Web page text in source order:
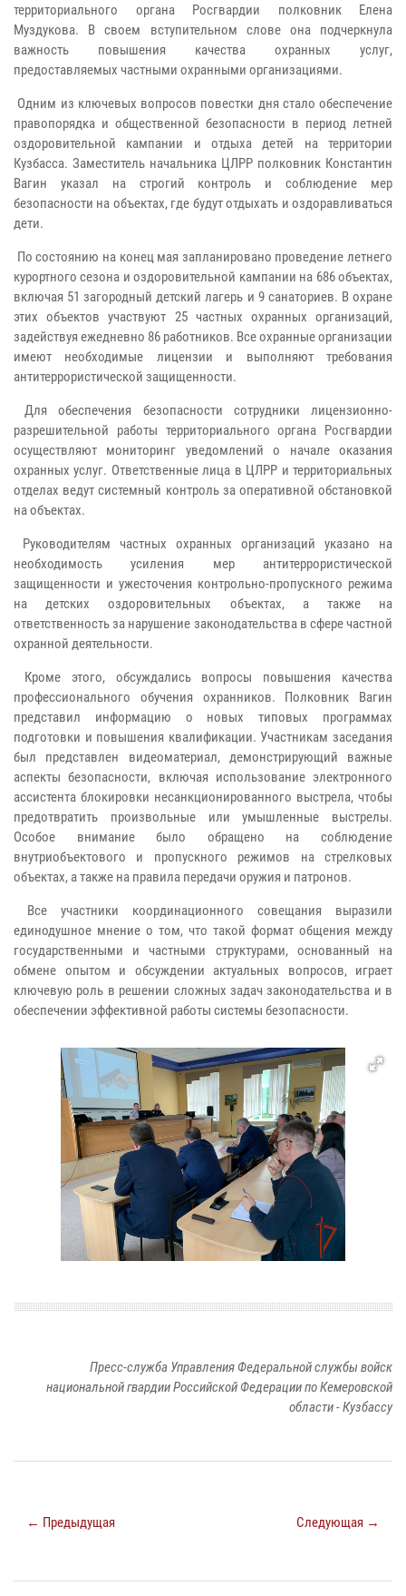
территориального органа Росгвардии полковник Елена
Муздукова. В своем вступительном слове она подчеркнула
важность повышения качества охранных услуг,
предоставляемых частными охранными организациями.
Одним из ключевых вопросов повестки дня стало обеспечение
правопорядка и общественной безопасности в период летней
оздоровительной кампании и отдыха детей на территории
Кузбасса. Заместитель начальника ЦЛРР полковник Константин
Вагин указал на строгий контроль и соблюдение мер
безопасности на объектах, где будут отдыхать и оздоравливаться
дети.
По состоянию на конец мая запланировано проведение летнего
курортного сезона и оздоровительной кампании на 686 объектах,
включая 51 загородный детский лагерь и 9 санаториев. В охране
этих объектов участвуют 25 частных охранных организаций,
задействуя ежедневно 86 работников. Все охранные организации
имеют необходимые лицензии и выполняют требования
антитеррористической защищенности.
Для обеспечения безопасности сотрудники лицензионно-
разрешительной работы территориального органа Росгвардии
осуществляют мониторинг уведомлений о начале оказания
охранных услуг. Ответственные лица в ЦЛРР и территориальных
отделах ведут системный контроль за оперативной обстановкой
на объектах.
Руководителям частных охранных организаций указано на
необходимость усиления мер антитеррористической
защищенности и ужесточения контрольно-пропускного режима
на детских оздоровительных объектах, а также на
ответственность за нарушение законодательства в сфере частной
охранной деятельности.
Кроме этого, обсуждались вопросы повышения качества
профессионального обучения охранников. Полковник Вагин
представил информацию о новых типовых программах
подготовки и повышения квалификации. Участникам заседания
был представлен видеоматериал, демонстрирующий важные
аспекты безопасности, включая использование электронного
ассистента блокировки несанкционированного выстрела, чтобы
предотвратить произвольные или умышленные выстрелы.
Особое внимание было обращено на соблюдение
внутриобъектового и пропускного режимов на стрелковых
объектах, а также на правила передачи оружия и патронов.
Все участники координационного совещания выразили
единодушное мнение о том, что такой формат общения между
государственными и частными структурами, основанный на
обмене опытом и обсуждении актуальных вопросов, играет
ключевую роль в решении сложных задач законодательства и в
обеспечении эффективной работы системы безопасности.
Пресс-служба Управления Федеральной службы войск
национальной гвардии Российской Федерации по Кемеровской
области - Кузбассу
← Предыдущая Следующая →